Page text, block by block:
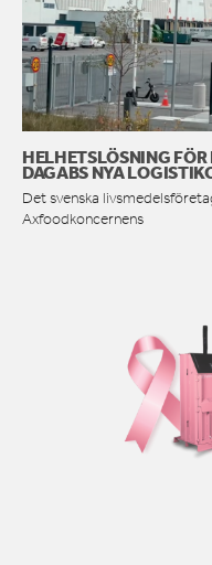
HELHETSLÖSNING
DAGABS NYA
Det svenska
Axfoodkoncernens